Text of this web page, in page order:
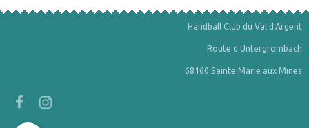
Handball Club du Val d'Argent
Route d'Untergrombach
68160 Sainte Marie aux Mines